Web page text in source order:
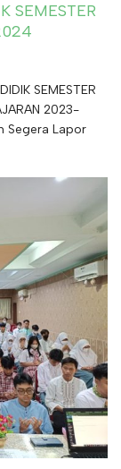
SEMESTER
SEMESTER
2023-
Segera Lapor